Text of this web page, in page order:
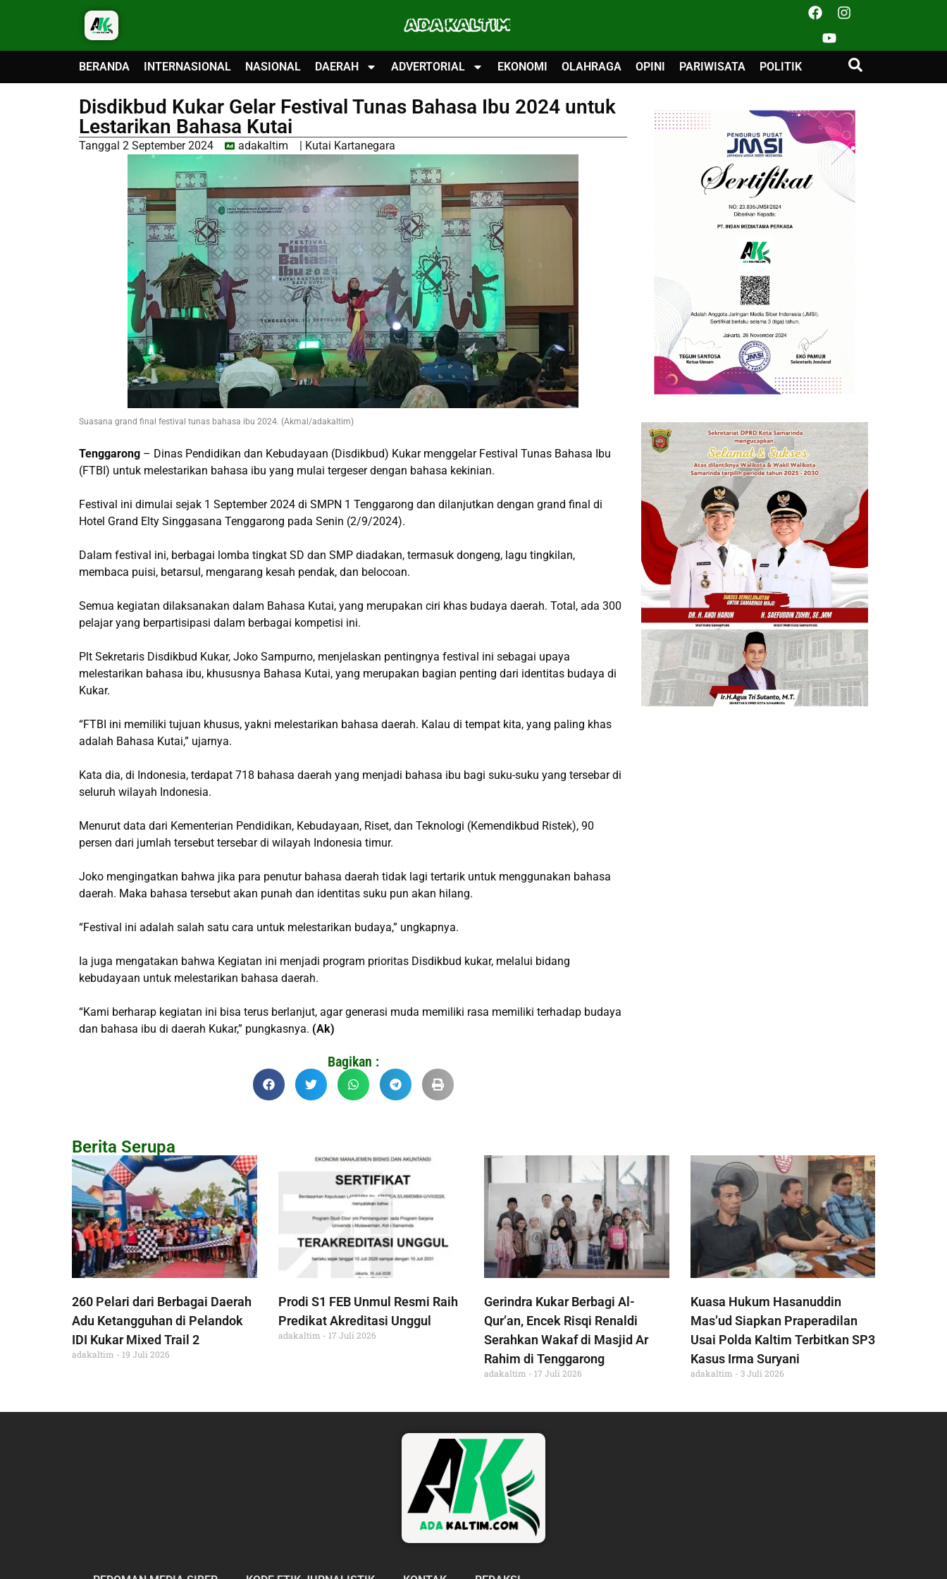
ADA KALTIM
BERANDA INTERNASIONAL NASIONAL DAERAH ADVERTORIAL EKONOMI OLAHRAGA OPINI PARIWISATA POLITIK
Disdikbud Kukar Gelar Festival Tunas Bahasa Ibu 2024 untuk
Lestarikan Bahasa Kutai
Tanggal 2 September 2024 adakaltim | Kutai Kartanegara
Suasana grand final festival tunas bahasa ibu 2024. (Akmal/adakaltim)
Tenggarong – Dinas Pendidikan dan Kebudayaan (Disdikbud) Kukar menggelar Festival Tunas Bahasa Ibu
(FTBI) untuk melestarikan bahasa ibu yang mulai tergeser dengan bahasa kekinian.
Festival ini dimulai sejak 1 September 2024 di SMPN 1 Tenggarong dan dilanjutkan dengan grand final di
Hotel Grand Elty Singgasana Tenggarong pada Senin (2/9/2024).
Dalam festival ini, berbagai lomba tingkat SD dan SMP diadakan, termasuk dongeng, lagu tingkilan,
membaca puisi, betarsul, mengarang kesah pendak, dan belocoan.
Semua kegiatan dilaksanakan dalam Bahasa Kutai, yang merupakan ciri khas budaya daerah. Total, ada 300
pelajar yang berpartisipasi dalam berbagai kompetisi ini.
Plt Sekretaris Disdikbud Kukar, Joko Sampurno, menjelaskan pentingnya festival ini sebagai upaya
melestarikan bahasa ibu, khususnya Bahasa Kutai, yang merupakan bagian penting dari identitas budaya di
Kukar.
“FTBI ini memiliki tujuan khusus, yakni melestarikan bahasa daerah. Kalau di tempat kita, yang paling khas
adalah Bahasa Kutai,” ujarnya.
Kata dia, di Indonesia, terdapat 718 bahasa daerah yang menjadi bahasa ibu bagi suku-suku yang tersebar di
seluruh wilayah Indonesia.
Menurut data dari Kementerian Pendidikan, Kebudayaan, Riset, dan Teknologi (Kemendikbud Ristek), 90
persen dari jumlah tersebut tersebar di wilayah Indonesia timur.
Joko mengingatkan bahwa jika para penutur bahasa daerah tidak lagi tertarik untuk menggunakan bahasa
daerah. Maka bahasa tersebut akan punah dan identitas suku pun akan hilang.
“Festival ini adalah salah satu cara untuk melestarikan budaya,” ungkapnya.
Ia juga mengatakan bahwa Kegiatan ini menjadi program prioritas Disdikbud kukar, melalui bidang
kebudayaan untuk melestarikan bahasa daerah.
“Kami berharap kegiatan ini bisa terus berlanjut, agar generasi muda memiliki rasa memiliki terhadap budaya
dan bahasa ibu di daerah Kukar,” pungkasnya. (Ak)
Bagikan :
Berita Serupa
260 Pelari dari Berbagai Daerah
Adu Ketangguhan di Pelandok
IDI Kukar Mixed Trail 2
adakaltim 19 Juli 2026
Prodi S1 FEB Unmul Resmi Raih
Predikat Akreditasi Unggul
adakaltim 17 Juli 2026
Gerindra Kukar Berbagi Al-
Qur’an, Encek Risqi Renaldi
Serahkan Wakaf di Masjid Ar
Rahim di Tenggarong
adakaltim 17 Juli 2026
Kuasa Hukum Hasanuddin
Mas’ud Siapkan Praperadilan
Usai Polda Kaltim Terbitkan SP3
Kasus Irma Suryani
adakaltim 3 Juli 2026